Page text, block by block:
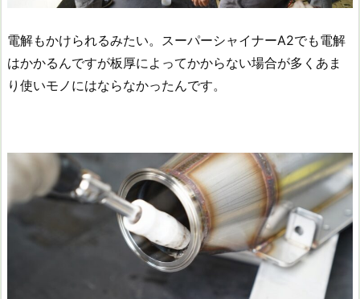
電解もかけられるみたい。スーパーシャイナーA2でも電解
はかかるんですが板厚によってかからない場合が多くあま
り使いモノにはならなかったんです。